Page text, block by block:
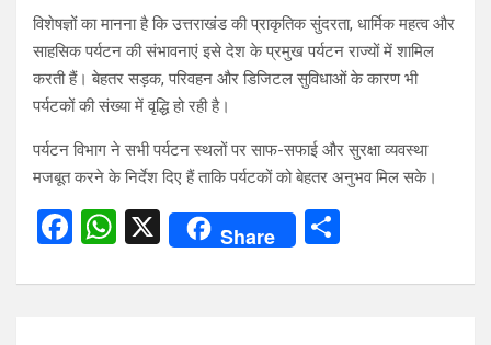
विशेषज्ञों का मानना है कि उत्तराखंड की प्राकृतिक सुंदरता, धार्मिक महत्व और
साहसिक पर्यटन की संभावनाएं इसे देश के प्रमुख पर्यटन राज्यों में शामिल
करती हैं। बेहतर सड़क, परिवहन और डिजिटल सुविधाओं के कारण भी
पर्यटकों की संख्या में वृद्धि हो रही है।
पर्यटन विभाग ने सभी पर्यटन स्थलों पर साफ-सफाई और सुरक्षा व्यवस्था
मजबूत करने के निर्देश दिए हैं ताकि पर्यटकों को बेहतर अनुभव मिल सके।
F
ce
W
at
X Share
ar